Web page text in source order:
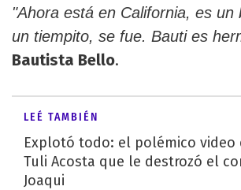
"Ahora está en California, es
un tiempito, se fue. Bauti es
Bautista Bello.
LEÉ TAMBIÉN
Explotó todo: el polémico video
Tuli Acosta que le destrozó el
Joaqui